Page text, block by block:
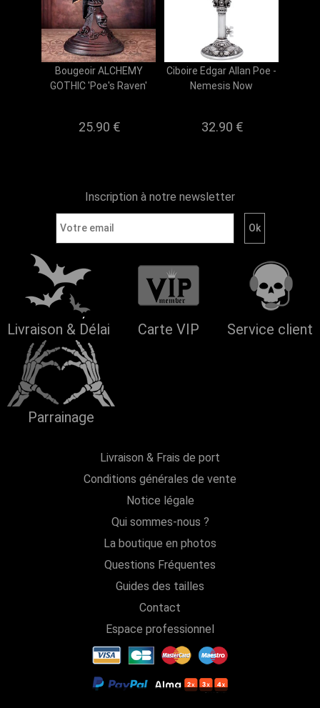
Bougeoir ALCHEMY
GOTHIC 'Poe's Raven'
25.90 €
Ciboire Edgar Allan Poe -
Nemesis Now
32.90 €
Inscription à notre newsletter
Livraison & Délai Carte VIP Service client
Parrainage
Livraison & Frais de port
Conditions générales de vente
Notice légale
Qui sommes-nous ?
La boutique en photos
Questions Fréquentes
Guides des tailles
Contact
Espace professionnel